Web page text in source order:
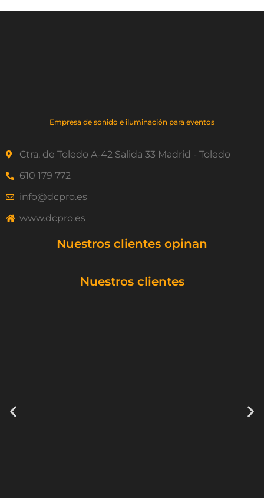
Empresa de sonido e iluminación para eventos
Ctra. de Toledo A-42 Salida 33 Madrid - Toledo
610 179 772
info@dcpro.es
www.dcpro.es
Nuestros clientes opinan
Nuestros clientes